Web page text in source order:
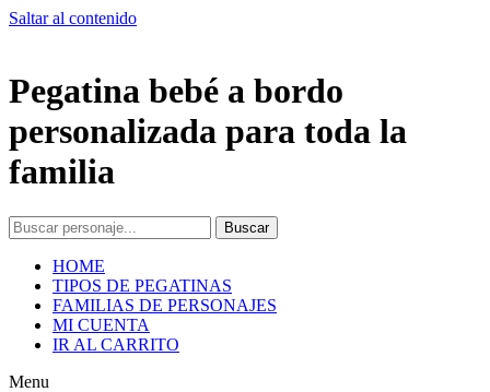
Saltar al contenido
Pegatina bebé a bordo
personalizada para toda la
familia
Buscar
HOME
TIPOS DE PEGATINAS
FAMILIAS DE PERSONAJES
MI CUENTA
IR AL CARRITO
Menu